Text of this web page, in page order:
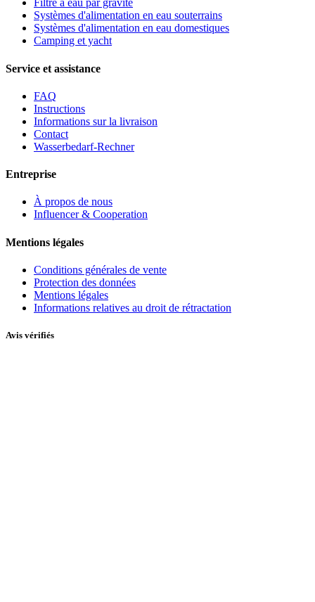
Filtre à eau par gravité
Systèmes d'alimentation en eau souterrains
Systèmes d'alimentation en eau domestiques
Camping et yacht
Service et assistance
FAQ
Instructions
Informations sur la livraison
Contact
Wasserbedarf-Rechner
Entreprise
À propos de nous
Influencer & Cooperation
Mentions légales
Conditions générales de vente
Protection des données
Mentions légales
Informations relatives au droit de rétractation
Avis vérifiés